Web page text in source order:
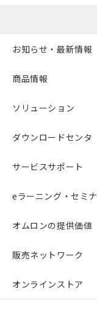
お知らせ・最新情報
商品情報
ソリューション
ダウンロードセンタ
サービスサポート
eラーニング・セミナ
オムロンの提供価値
販売ネットワーク
オンラインストア